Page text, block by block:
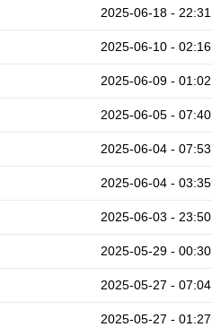
2025-06-18 - 22:31
2025-06-10 - 02:16
2025-06-09 - 01:02
2025-06-05 - 07:40
2025-06-04 - 07:53
2025-06-04 - 03:35
2025-06-03 - 23:50
2025-05-29 - 00:30
2025-05-27 - 07:04
2025-05-27 - 01:27